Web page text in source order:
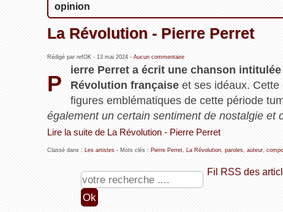
opinion
La Révolution - Pierre Perret
Rédigé par refOK - 13 mai 2024- Aucun commentaire
P
ierre Perret a écrit une chanson
Révolution française et ses idéaux.
figures emblématiques de cette période
également un certain sentiment de nostalgie et
Lire la suite de La Révolution - Pierre Perret
Classé dans : Les artistes- Mots clés : Pierre Perret, La Révolution, paroles, auteur,
Fil RSS des